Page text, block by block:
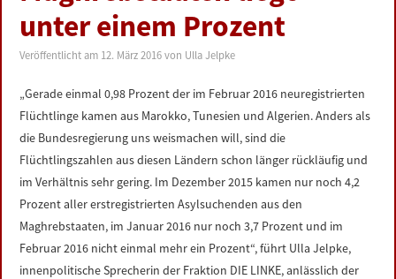
unter einem Prozent
Veröffentlicht am 12. März 2016 von Ulla Jelpke
„Gerade einmal 0,98 Prozent der im Februar 2016 neuregistrierten
Flüchtlinge kamen aus Marokko, Tunesien und Algerien. Anders als
die Bundesregierung uns weismachen will, sind die
Flüchtlingszahlen aus diesen Ländern schon länger rückläufig und
im Verhältnis sehr gering. Im Dezember 2015 kamen nur noch 4,2
Prozent aller erstregistrierten Asylsuchenden aus den
Maghrebstaaten, im Januar 2016 nur noch 3,7 Prozent und im
Februar 2016 nicht einmal mehr ein Prozent“, führt Ulla Jelpke,
innenpolitische Sprecherin der Fraktion DIE LINKE, anlässlich der